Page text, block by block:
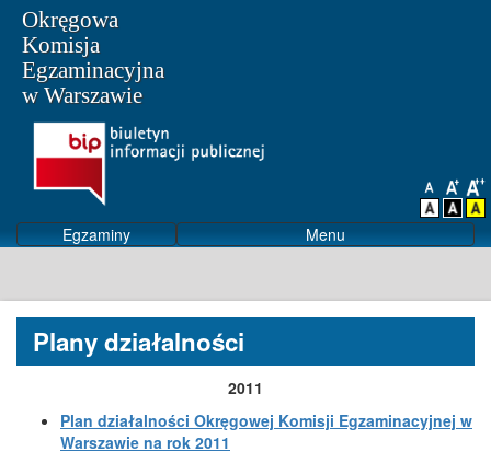
Okręgowa
Komisja
Egzaminacyjna
w Warszawie
Egzaminy Menu
Plany działalności
2011
Plan działalności Okręgowej Komisji Egzaminacyjnej w
Warszawie na rok 2011